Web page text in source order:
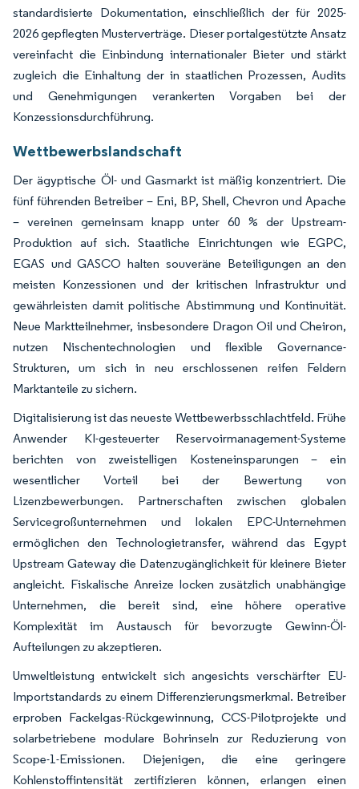
standardisierte Dokumentation, einschließlich der für 2025-
2026 gepflegten Musterverträge. Dieser portalgestützte Ansatz
vereinfacht die Einbindung internationaler Bieter und stärkt
zugleich die Einhaltung der in staatlichen Prozessen, Audits
und Genehmigungen verankerten Vorgaben bei der
Konzessionsdurchführung.
Wettbewerbslandschaft
Der ägyptische Öl- und Gasmarkt ist mäßig konzentriert. Die
fünf führenden Betreiber – Eni, BP, Shell, Chevron und Apache
– vereinen gemeinsam knapp unter 60 % der Upstream-
Produktion auf sich. Staatliche Einrichtungen wie EGPC,
EGAS und GASCO halten souveräne Beteiligungen an den
meisten Konzessionen und der kritischen Infrastruktur und
gewährleisten damit politische Abstimmung und Kontinuität.
Neue Marktteilnehmer, insbesondere Dragon Oil und Cheiron,
nutzen Nischentechnologien und flexible Governance-
Strukturen, um sich in neu erschlossenen reifen Feldern
Marktanteile zu sichern.
Digitalisierung ist das neueste Wettbewerbsschlachtfeld. Frühe
Anwender KI-gesteuerter Reservoirmanagement-Systeme
berichten von zweistelligen Kosteneinsparungen – ein
wesentlicher Vorteil bei der Bewertung von
Lizenzbewerbungen. Partnerschaften zwischen globalen
Servicegroßunternehmen und lokalen EPC-Unternehmen
ermöglichen den Technologietransfer, während das Egypt
Upstream Gateway die Datenzugänglichkeit für kleinere Bieter
angleicht. Fiskalische Anreize locken zusätzlich unabhängige
Unternehmen, die bereit sind, eine höhere operative
Komplexität im Austausch für bevorzugte Gewinn-Öl-
Aufteilungen zu akzeptieren.
Umweltleistung entwickelt sich angesichts verschärfter EU-
Importstandards zu einem Differenzierungsmerkmal. Betreiber
erproben Fackelgas-Rückgewinnung, CCS-Pilotprojekte und
solarbetriebene modulare Bohrinseln zur Reduzierung von
Scope-1-Emissionen. Diejenigen, die eine geringere
Kohlenstoffintensität zertifizieren können, erlangen einen